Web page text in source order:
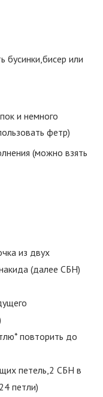
бусинки,бисер или
и немного
фетр)
(можно взять
из двух
(далее СБН)
повторить до
петель,2 СБН в
петли)